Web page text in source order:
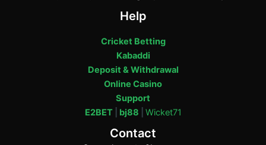
Help
Cricket Betting
Kabaddi
Deposit & Withdrawal
Online Casino
Support
E2BET| bj88 Wicket71
Contact